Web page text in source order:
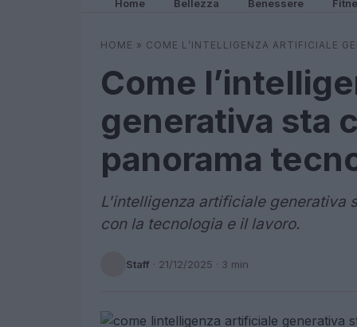
Home Bellezza Benessere
HOME » COME L’INTELLIGENZA ARTIFICIALE
Come
generativa sta
panorama
L'intelligenza artificiale generativa
con la tecnologia e il lavoro.
Staff · 21/12/2025 · 3 min